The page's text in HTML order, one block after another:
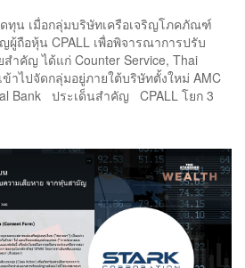
ทุน เมื่อกลุ่มบริษัทเครือเจริญโภคภัณฑ์
ถือหุ้น CPALL เพื่อพิจารณาการปรับ
ำคัญ ได้แก่ Counter Service, Thai
ข้าไปจัดกลุ่มอยู่ภายใต้บริษัทตั้งใหม่ AMC
Bank ประเด็นสำคัญ CPALL โยก 3